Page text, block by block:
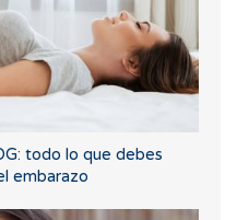
todo lo que debes
embarazo